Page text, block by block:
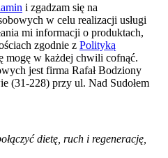
i zgadzam się na
w celu realizacji usługi
mi informacji o produktach,
zgodnie z Polityką
mogę w każdej chwili cofnąć.
jest firma Rafał Bodziony
(31-228) przy ul. Nad Sudołem
dietę, ruch i regenerację,